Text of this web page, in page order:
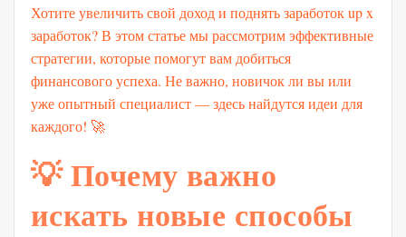
Хотите увеличить свой доход и поднять заработок up x
заработок? В этом статье мы рассмотрим эффективные
стратегии, которые помогут вам добиться
финансового успеха. Не важно, новичок ли вы или
уже опытный специалист — здесь найдутся идеи для
каждого! 🚀
💡 Почему важно
искать новые способы